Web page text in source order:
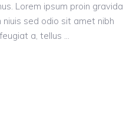
Lorem ipsum proin gravida
sed odio sit amet nibh
a, tellus